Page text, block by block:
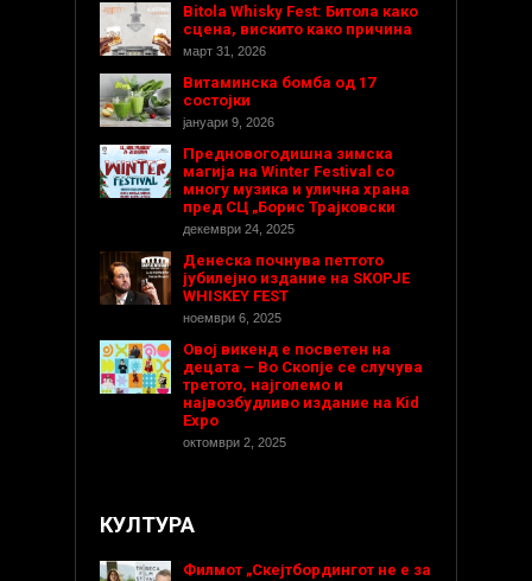
Bitola Whisky Fest: Битола како
сцена, вискито како причина
март 31, 2026
Витаминска бомба од 17
состојки
јануари 9, 2026
Предновогодишнa зимска
магија на Winter Festival со
многу музика и улична храна
пред СЦ „Борис Трајковски
декември 24, 2025
Денеска почнува петтото
јубилејно издание на SKOPJE
WHISKEY FEST
ноември 6, 2025
Овој викенд е посветен на
децата – Во Скопје се случува
третото, најголемо и
највозбудливо издание на Kid
Expo
октомври 2, 2025
КУЛТУРА
Филмот „Скејтбордингот не е за